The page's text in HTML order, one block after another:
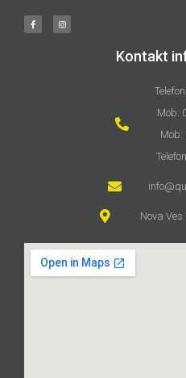
Kontakt
Mob:
Mob:
Nova